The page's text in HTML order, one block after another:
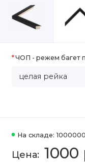
На складе:
1000
ЧОП - режем багет